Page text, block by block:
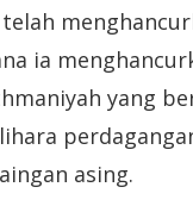
ia
yang
asing.